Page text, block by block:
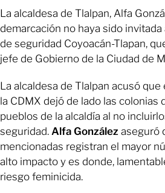
La alcaldesa de Tlalpan, Alfa
demarcación no haya sido
de seguridad Coyoacán-Tlapan,
jefe de Gobierno de la Ciudad de
La alcaldesa de Tlalpan acusó
la CDMX dejó de lado las colonias
pueblos de la alcaldía al no
seguridad. Alfa González aseguró
mencionadas registran el mayor
alto impacto y es donde,
riesgo feminicida.